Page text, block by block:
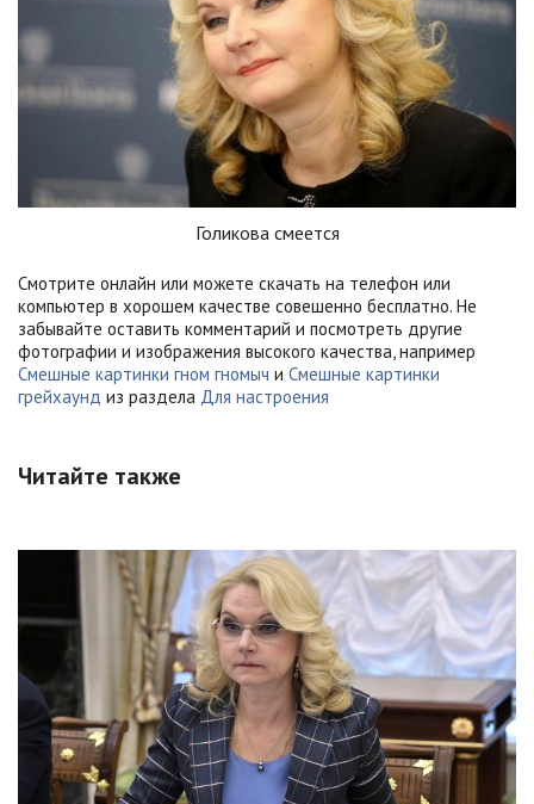
Голикова смеется
Смотрите онлайн или можете скачать на телефон или
компьютер в хорошем качестве совешенно бесплатно. Не
забывайте оставить комментарий и посмотреть другие
фотографии и изображения высокого качества, например
Смешные картинки гном гномыч и Смешные картинки
грейхаунд из раздела Для настроения
Читайте также